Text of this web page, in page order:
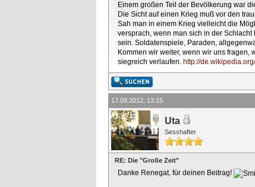
Einem großen Teil der Bevölkerung war
Die Sicht auf einen Krieg muß vor den
Sah man in einem Krieg vielleicht die
versprach, wenn man sich in der
sein. Soldatenspiele, Paraden,
Kommen wir weiter, wenn wir uns
siegreich verlaufen. http://
17.09.2012, 13:15
Uta
Sesshafter
RE: Die "Große Zeit"
Danke Renegat, für deinen Beitrag!